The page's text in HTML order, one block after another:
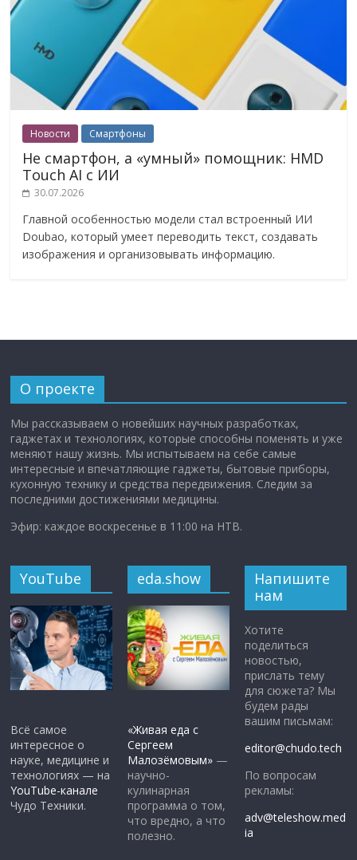
Новости Смартфоны
Не смартфон, а «умный» помощник: HMD
Touch AI с ИИ
30.07.2026
Главной особенностью модели стал встроенный ИИ
Doubao, который умеет переводить текст, создавать
изображения и организовывать информацию.
О проекте
Мы рассказываем о новейших научных разработках,
гаджетах и технологиях, которые способны поменять и уже
меняют нашу жизнь. Мы испытываем на себе самые
интересные и впечатляющие гаджеты, бытовые приборы,
кухонную технику и средства передвижения. Следим за
последними достижениями медицины.
Эфир: каждое воскресенье в 11:00 на НТВ.
YouTube
Всё самое
интересное о
науке, медицине и
технологиях — на
YouTube-канале
Чудо Техники.
eda.show
«Живая еда с
Сергеем
Малозёмовым» —
научно-
кулинарная
программа о том,
что вредно, а что
полезно.
Напишите
нам
Хотите
поделиться
новостью,
прислать тему
для сюжета? Мы
будем рады
вашим письмам:
editor@chudo.tech
По вопросам
рекламы:
adv@teleshow.med
ia